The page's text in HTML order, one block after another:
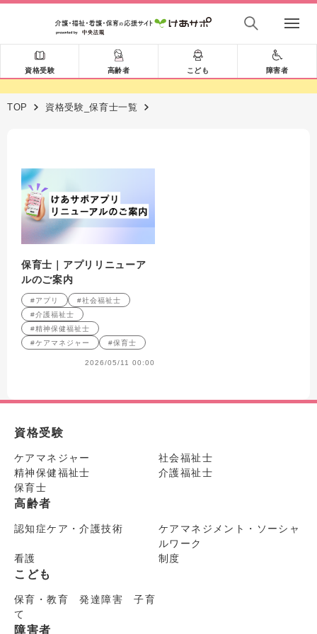
資格受験 高齢者 こども 障害者
TOP 資格受験_保育士一覧
保育士｜アプリリニューア
ルのご案内
#アプリ
#社会福祉士
#介護福祉士
#精神保健福祉士
#ケアマネジャー
#保育士
2026/05/11 00:00
資格受験
ケアマネジャー
社会福祉士
精神保健福祉士
介護福祉士
保育士
高齢者
認知症ケア・介護技術
ケアマネジメント・ソーシャ
ルワーク
看護
制度
こども
保育・教育 発達障害 子育
て
障害者